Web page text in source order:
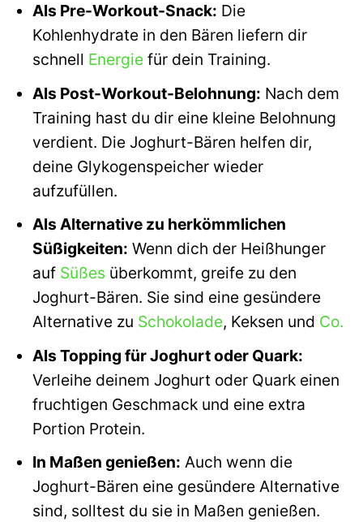
Als Pre-Workout-Snack: Die
Kohlenhydrate in den Bären liefern dir
schnell Energiefür dein Training.
Als Post-Workout-Belohnung: Nach dem
Training hast du dir eine kleine Belohnung
verdient. Die Joghurt-Bären helfen dir,
deine Glykogenspeicher wieder
aufzufüllen.
Als Alternative zu herkömmlichen
Süßigkeiten: Wenn dich der Heißhunger
auf Süßes überkommt, greife zu den
Joghurt-Bären. Sie sind eine gesündere
Alternative zu Schokolade, Keksen und Co.
Als Topping für Joghurt oder Quark:
Verleihe deinem Joghurt oder Quark einen
fruchtigen Geschmack und eine extra
Portion Protein.
In Maßen genießen: Auch wenn die
Joghurt-Bären eine gesündere Alternative
sind, solltest du sie in Maßen genießen.